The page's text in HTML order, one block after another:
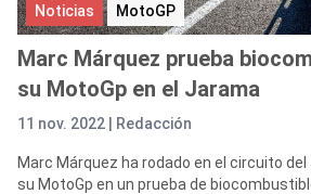
Noticias MotoGP
Marc Márquez prueba
su MotoGp en el Jarama
11 nov. 2022 | Redacción
Marc Márquez ha rodado en el circuito
su MotoGp en un prueba de